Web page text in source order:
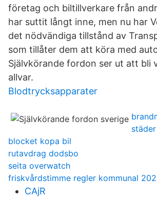
företag och biltillverkare från
har suttit långt inne, men nu har
det nödvändiga tillstånd av
som tillåter dem att köra med
Självkörande fordon ser ut att bli
allvar.
Blodtrycksapparater
städer
blocket kopa bil
rutavdrag dodsbo
seita overwatch
friskvårdstimme regler kommunal
CAjR